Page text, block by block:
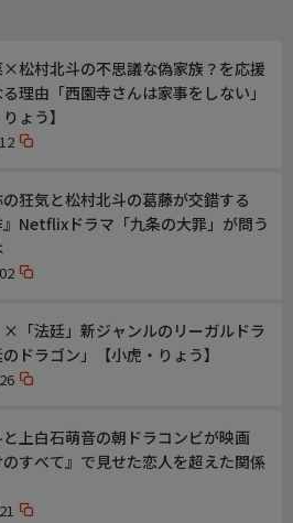
松村北斗の不思議な偽家族？を応援
理由「西園寺さんは家事をしない」
ょう】
狂気と松村北斗の葛藤が交錯する
』Netflixドラマ「九条の大罪」が問う
×「法廷」新ジャンルのリーガルドラ
ドラゴン」【小虎・りょう】
上白石萌音の朝ドラコンビが映画
のすべて』で見せた恋人を超えた関係